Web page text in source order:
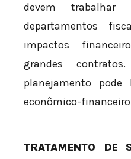
devem
departamentos
impactos
grandes
planejamento pode
econômico-financeiro
TRATAMENTO DE